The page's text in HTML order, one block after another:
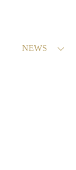
NEWS